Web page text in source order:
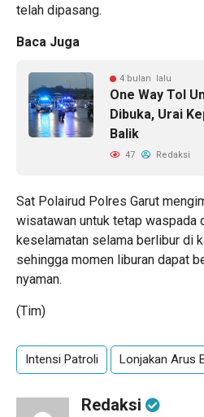
telah dipasang.
Baca Juga
4 bulan lalu
One Way Tol
Dibuka, Urai
Balik
47 Redaksi
Sat Polairud Polres Garut
wisatawan untuk tetap waspada
keselamatan selama berlibur di
sehingga momen liburan dapat
nyaman.
(Tim)
Intensi Patroli Lonjakan Arus
Redaksi